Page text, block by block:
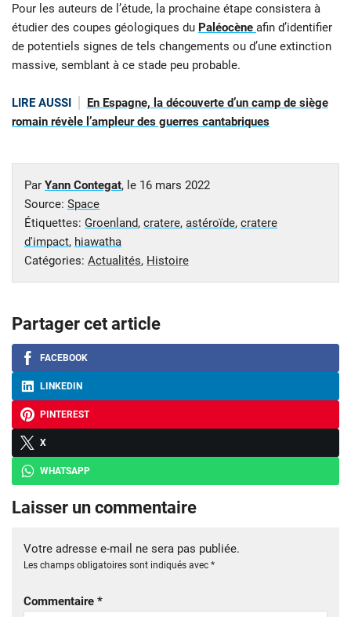
Pour les auteurs de l’étude, la prochaine étape consistera à
étudier des coupes géologiques du Paléocène afin d’identifier
de potentiels signes de tels changements ou d’une extinction
massive, semblant à ce stade peu probable.
LIRE AUSSI
En Espagne, la découverte d’un camp de siège
romain révèle l’ampleur des guerres cantabriques
Par Yann Contegat, le 16 mars 2022
Source: Space
Étiquettes: Groenland, cratere, astéroïde, cratere
d'impact, hiawatha
Catégories: Actualités, Histoire
Partager cet article
FACEBOOK
LINKEDIN
PINTEREST
X
WHATSAPP
Laisser un commentaire
Votre adresse e-mail ne sera pas publiée.
Les champs obligatoires sont indiqués avec *
Commentaire *